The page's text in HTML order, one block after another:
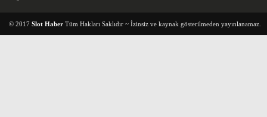
© 2017 Slot Haber Tüm Hakları Saklıdır ~ İzinsiz ve kaynak gösterilmeden yayınlanamaz.